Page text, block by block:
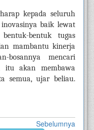
kepada seluruh
inovasinya baik lewat
bentuk tugas
mambantu kinerja
bosannya mencari
akan membawa
semua, ujar beliau.
Sebelumnya